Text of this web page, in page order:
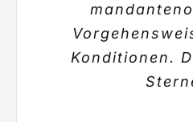
Konditionen.